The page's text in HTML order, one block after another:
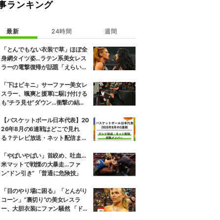
ランキング
最新 24時間 週間
「とんでもない衣装で草」ほぼ全
身網タイツ姿…ラテン系美女レス
ラーの電撃復帰が話題「えらいセ
「下はビキニ」サーファー美女レ
スラー、颯爽と援軍に駆け付ける
も“チラ見せ”ダウン…衝撃の結末
【バスケットボール日本代表】20
26年8月の6連戦はどこで見れ
る？テレビ放送・ネット配信まと
「やばいやばい」首絞め、吐血…
米マットで戦慄の大暴走…ファ
ン“ドン引き” 「普通に危険技」
「目のやり場に困る」「とんがり
コーン」“裏切り”の美女レスラ
ー、大胆衣装にファン騒然 「ドロ